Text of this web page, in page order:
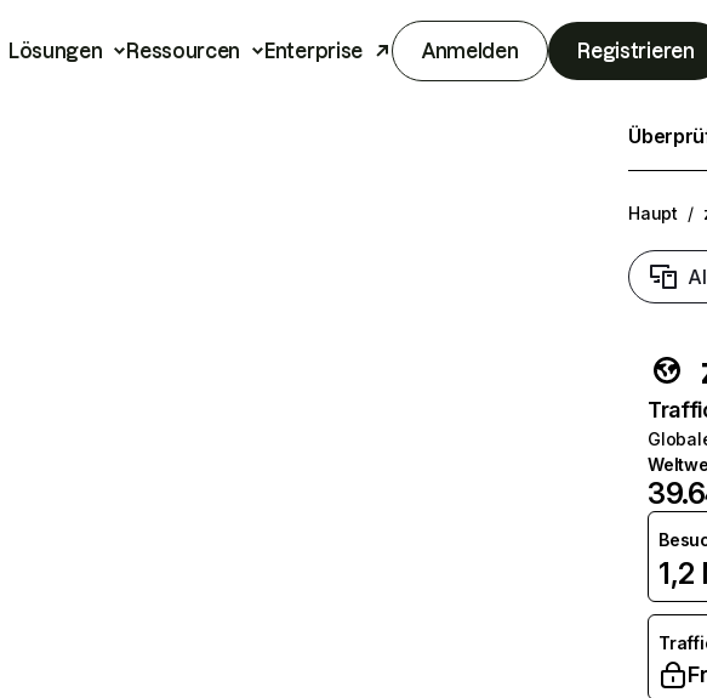
Lösungen Ressourcen Enterprise Anmelden Registrieren
Haupt /
1,2